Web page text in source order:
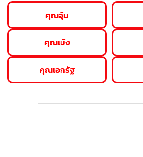
คุณอุ้ม
คุณเม้ง
คุณเอกรัฐ